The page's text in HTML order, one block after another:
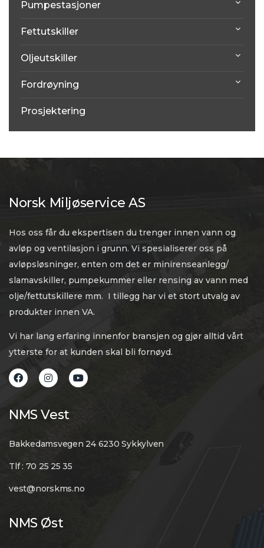
Pumpestasjoner
Fettutskiller
Oljeutskiller
Fordrøyning
Prosjektering
Norsk Miljøservice AS
Hos oss får du ekspertisen du trenger innen vann og
avløp og ventilasjon i grunn. Vi spesialiserer oss på
avløpsløsninger, enten om det er minirenseanlegg/
slamavskiller, pumpekummer eller rensing av vann med
olje/fettutskillere mm. I tillegg har vi et stort utvalg av
produkter innen VA.
Vi har lang erfaring innenfor bransjen og gjør alltid vårt
ytterste for at kunden skal bli fornøyd.
NMS Vest
Bakkedamsvegen 24 6230 Sykkylven
Tlf : 70 25 25 35
vest@norskms.no
NMS Øst